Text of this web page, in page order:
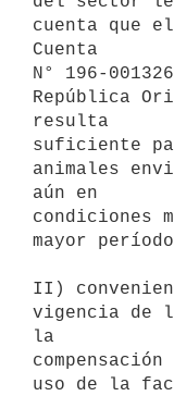
cuenta que
Cuenta
N° 196-
República
resulta
suficiente
animales
aún en
condiciones
mayor
II)
vigencia de
la
uso de la